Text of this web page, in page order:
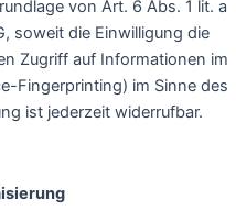
von Art. 6 Abs. 1 lit. a
soweit die Einwilligung die
Zugriff auf Informationen im
Fingerprinting) im Sinne des
ist jederzeit widerrufbar.